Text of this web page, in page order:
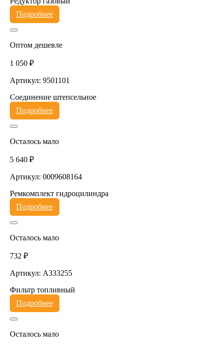
Подробнее
Оптом дешевле
1 050 ₽
Артикул: 9501101
Соединение штепсельное
Подробнее
Осталось мало
5 640 ₽
Артикул: 0009608164
Ремкомплект гидроцилиндра
Подробнее
Осталось мало
732 ₽
Артикул: A333255
Фильтр топливный
Подробнее
Осталось мало